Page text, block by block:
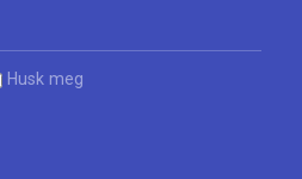
Husk meg